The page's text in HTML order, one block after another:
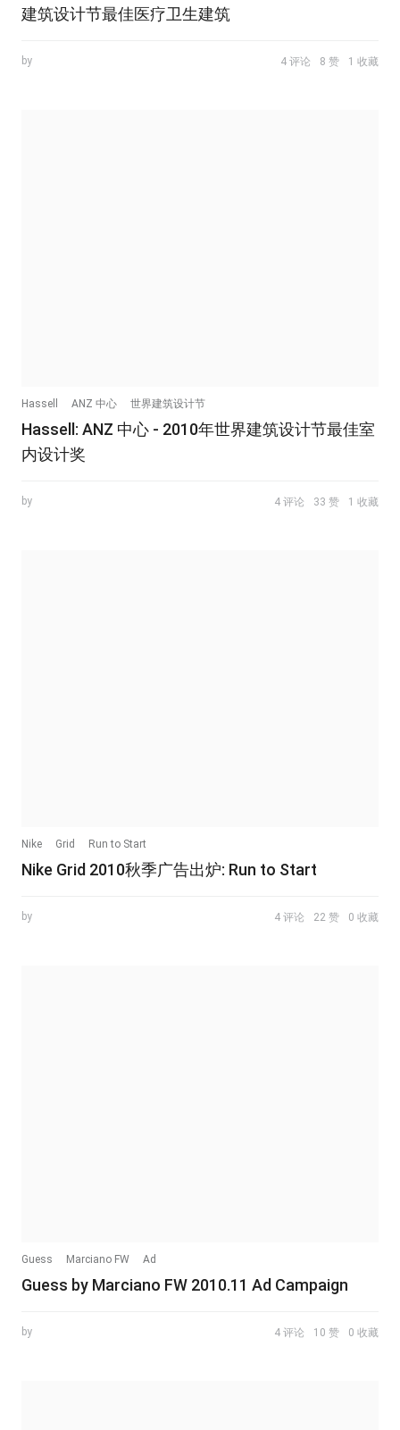
建筑设计节最佳医疗卫生建筑
by 4 评论 8 赞 1 收藏
Hassell ANZ 中心 世界建筑设计节
Hassell: ANZ 中心 - 2010年世界建筑设计节最佳室
内设计奖
by 4 评论 33 赞 1 收藏
Nike Grid Run to Start
Nike Grid 2010秋季广告出炉: Run to Start
by 4 评论 22 赞 0 收藏
Guess Marciano FW Ad
Guess by Marciano FW 2010.11 Ad Campaign
by 4 评论 10 赞 0 收藏